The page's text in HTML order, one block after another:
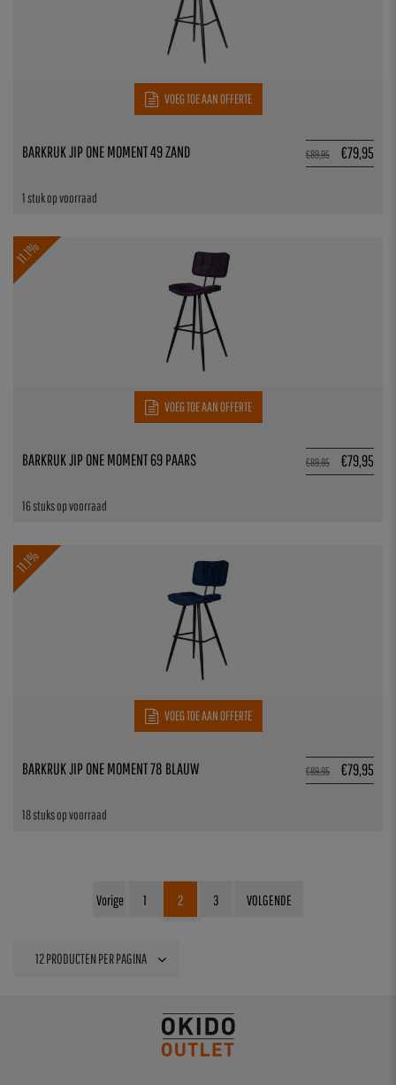
VOEG TOE AAN OFFERTE
€89,95 €79,95
1 stuk op voorraad
BARKRUK JIP ONE MOMENT 49 ZAND
11.1%
VOEG TOE AAN OFFERTE
€89,95 €79,95
16 stuks op voorraad
BARKRUK JIP ONE MOMENT 69 PAARS
11.1%
VOEG TOE AAN OFFERTE
€89,95 €79,95
18 stuks op voorraad
BARKRUK JIP ONE MOMENT 78 BLAUW
Vorige 1 2 3 VOLGENDE